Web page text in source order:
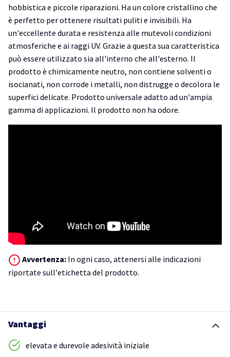
hobbistica e piccole riparazioni. Ha un colore cristallino che
è perfetto per ottenere risultati puliti e invisibili. Ha
un'eccellente durata e resistenza alle mutevoli condizioni
atmosferiche e ai raggi UV. Grazie a questa sua caratteristica
può essere utilizzato sia all'interno che all'esterno. Il
prodotto è chimicamente neutro, non contiene solventi o
isocianati, non corrode i metalli, non distrugge o decolora le
superfici delicate. Prodotto universale adatto ad un'ampia
gamma di applicazioni. Il prodotto non ha odore.
Avvertenza: In ogni caso, attenersi alle indicazioni
riportate sull'etichetta del prodotto.
Vantaggi
elevata e durevole adesività iniziale